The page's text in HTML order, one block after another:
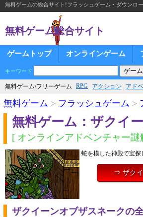
無料ゲームの総合サイト!フラッシュゲーム・ダウンロ
無料ゲーム総合サイト
ゲームトップ オンラインゲーム
キーワード
無料ゲーム/フリーゲーム RPG アクション アド
無料ゲーム > フラッシュゲーム >
無料ゲーム：ザクイ
[ オンラインアドベンチャー謎
蛇を模した神殿で宝
⇒ ザクイ
ザクイーンオブザスネークの